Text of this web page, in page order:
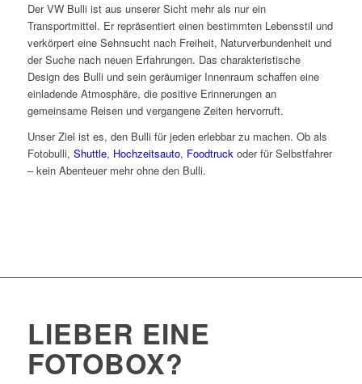
Der VW Bulli ist aus unserer Sicht mehr als nur ein
Transportmittel. Er repräsentiert einen bestimmten Lebensstil und
verkörpert eine Sehnsucht nach Freiheit, Naturverbundenheit und
der Suche nach neuen Erfahrungen. Das charakteristische
Design des Bulli und sein geräumiger Innenraum schaffen eine
einladende Atmosphäre, die positive Erinnerungen an
gemeinsame Reisen und vergangene Zeiten hervorruft.
Unser Ziel ist es, den Bulli für jeden erlebbar zu machen. Ob als
Fotobulli, Shuttle, Hochzeitsauto, Foodtruckoder für Selbstfahrer
– kein Abenteuer mehr ohne den Bulli.
LIEBER EINE
FOTOBOX?